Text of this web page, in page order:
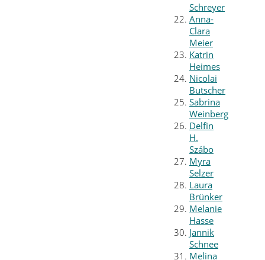
Schreyer
Anna-
Clara
Meier
Katrin
Heimes
Nicolai
Butscher
Sabrina
Weinberg
Delfin
H.
Szábo
Myra
Selzer
Laura
Brünker
Melanie
Hasse
Jannik
Schnee
Melina